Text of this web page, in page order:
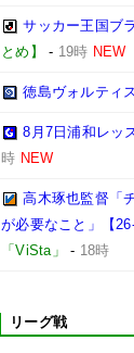
サッカー王国ブ
とめ】
- 19時 NEW
徳島ヴォルティ
8月7日浦和レッ
時 NEW
高木琢也監督「
が必要なこと」【
「ViSta」
- 18時
リーグ戦